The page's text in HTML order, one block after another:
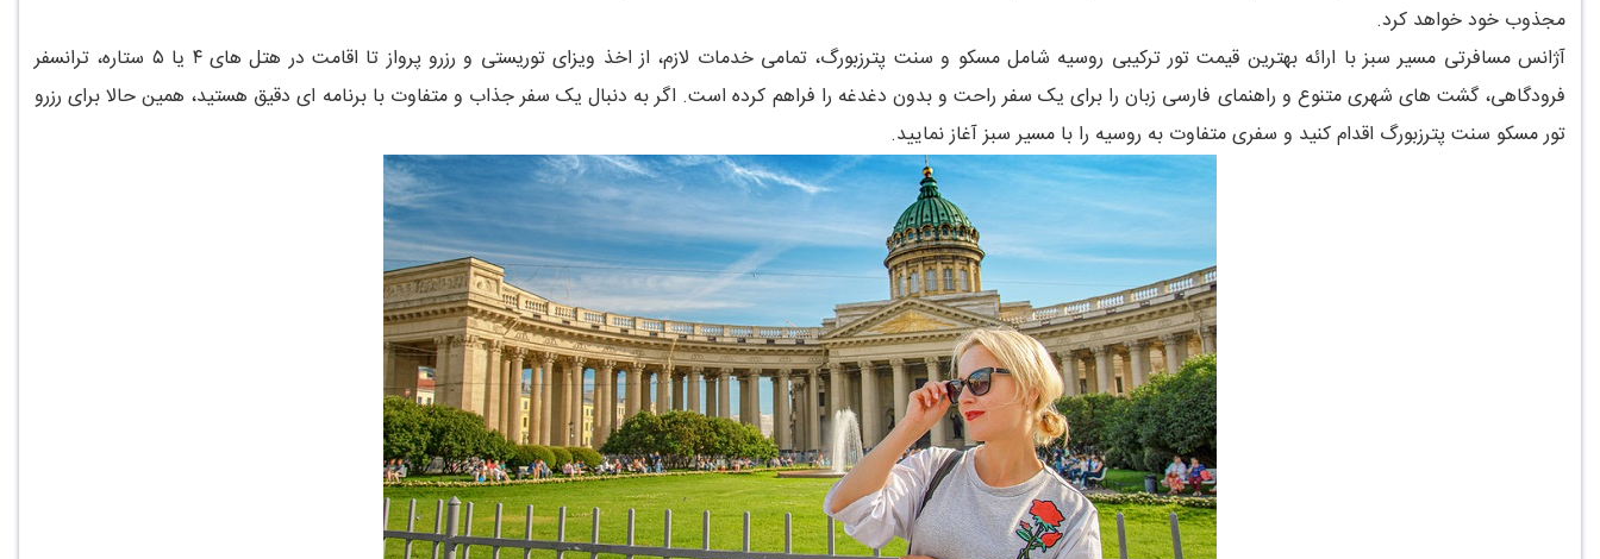
مجذوب خود خواهد کرد.
آژانس مسافرتی مسیر سبز با ارائه بهترین قیمت تور ترکیبی روسیه شامل مسکو و سنت پترزبورگ، تمامی خدمات لازم، از اخذ ویزای توریستی و رزرو پرواز تا اقامت در هتل های ۴ یا ۵ ستاره، ترانسفر
فرودگاهی، گشت های شهری متنوع و راهنمای فارسی زبان را برای یک سفر راحت و بدون دغدغه را فراهم کرده است. اگر به دنبال یک سفر جذاب و متفاوت با برنامه ای دقیق هستید، همین حالا برای رزرو
تور مسکو سنت پترزبورگ اقدام کنید و سفری متفاوت به روسیه را با مسیر سبز آغاز نمایید.